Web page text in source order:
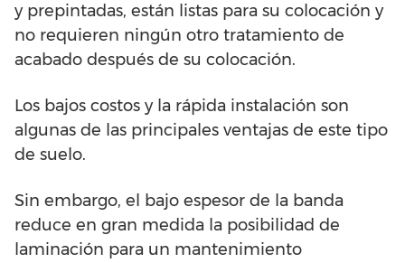
y prepintadas, están listas para su colocación y
no requieren ningún otro tratamiento de
acabado después de su colocación.
Los bajos costos y la rápida instalación son
algunas de las principales ventajas de este tipo
de suelo.
Sin embargo, el bajo espesor de la banda
reduce en gran medida la posibilidad de
laminación para un mantenimiento